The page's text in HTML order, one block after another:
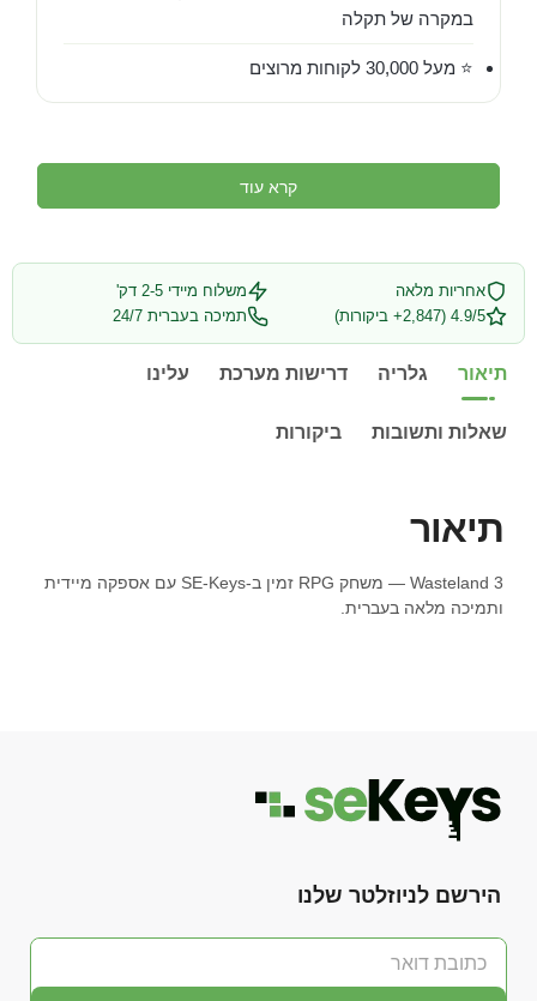
במקרה של תקלה
⭐ מעל 30,000 לקוחות מרוצים
קרא עוד
אחריות מלאה
משלוח מיידי 2-5 דק'
4.9/5 (2,847+ ביקורות)
תמיכה בעברית 24/7
תיאור גלריה דרישות מערכת עלינו
שאלות ותשובות ביקורות
תיאור
Wasteland 3 — משחק RPG זמין ב-SE-Keys עם אספקה מיידית
ותמיכה מלאה בעברית.
הירשם לניוזלטר שלנו